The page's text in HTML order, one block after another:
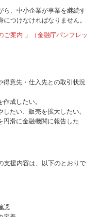
ら、中小企業が事業を継続す
つけなければなりません。
ご案内 」（金融庁パンフレッ
得意先・仕入先との取引状況
成したい。
たい、販売を拡大したい。
円滑に金融機関に報告した
援内容は、以下のとおりで
認